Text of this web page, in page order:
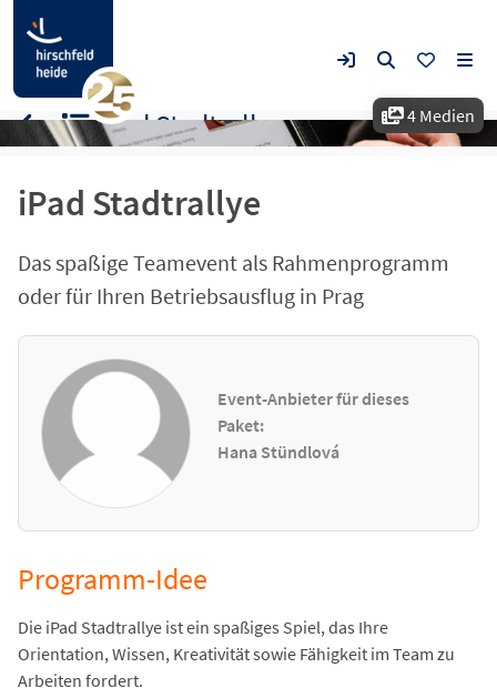
4 Medien
iPad Stadtrallye
Das spaßige Teamevent als Rahmenprogramm
oder für Ihren Betriebsausflug in Prag
Event-Anbieter für dieses
Paket:
Hana Stündlová
iPad Stadtrallye
Programm-Idee
Die iPad Stadtrallye ist ein spaßiges Spiel, das Ihre
Orientation, Wissen, Kreativität sowie Fähigkeit im Team zu
Arbeiten fordert.